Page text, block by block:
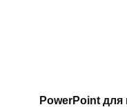
PowerPoint для